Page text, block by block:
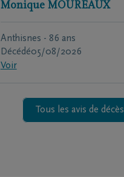
Monique MOUREAUX
Anthisnes - 86 ans
Décédé05/08/2026
Voir
Tous les avis de décès